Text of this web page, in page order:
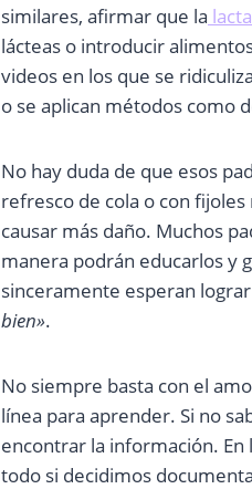
similares, afirmar que la
lácteas o introducir
videos en los que se
o se aplican métodos como
No hay duda de que esos
refresco de cola o con
causar más daño. Muchos
manera podrán educarlos y
sinceramente esperan
bien».
No siempre basta con el
línea para aprender. Si no
encontrar la información.
todo si decidimos